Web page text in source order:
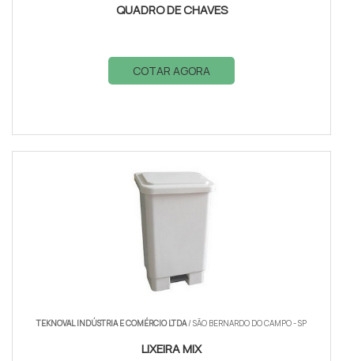
QUADRO DE CHAVES
COTAR AGORA
TEKNOVAL INDÚSTRIA E COMÉRCIO LTDA/ SÃO BERNARDO DO CAMPO - SP
LIXEIRA MIX